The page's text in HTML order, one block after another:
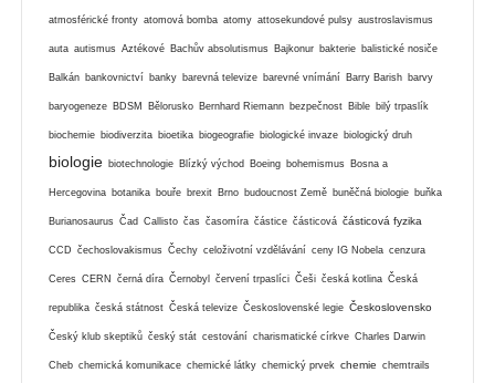
atmosférické fronty atomová bomba atomy attosekundové pulsy austroslavismus
auta autismus Aztékové Bachův absolutismus Bajkonur bakterie balistické nosiče
Balkán bankovnictví banky barevná televize barevné vnímání Barry Barish barvy
baryogeneze BDSM Bělorusko Bernhard Riemann bezpečnost Bible bilý trpaslík
biochemie biodiverzita bioetika biogeografie biologické invaze biologický druh
biologie biotechnologie Blízký východ Boeing bohemismus Bosna a
Hercegovina botanika bouře brexit Brno budoucnost Země buněčná biologie buňka
Burianosaurus Čad Callisto čas časomíra částice částicová částicová fyzika
CCD čechoslovakismus Čechy celoživotní vzdělávání ceny IG Nobela cenzura
Ceres CERN černá díra Černobyl červení trpaslíci Češi česká kotlina Česká
republika česká státnost Česká televize Československé legie Československo
Český klub skeptiků český stát cestování charismatické církve Charles Darwin
Cheb chemická komunikace chemické látky chemický prvek chemie chemtrails